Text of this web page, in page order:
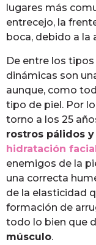
lugares más
entrecejo, la
boca, debido a la
De entre los
dinámicas son
aunque, como
tipo de piel. Por
torno a los 25
rostros pálidos y
hidratación
enemigos de la
una correcta
de la elasticidad
formación de
todo lo bien que
músculo.